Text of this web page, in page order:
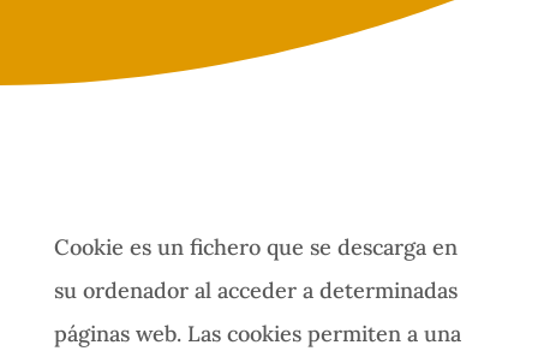
Cookie es un fichero que se descarga en
su ordenador al acceder a determinadas
páginas web. Las cookies permiten a una